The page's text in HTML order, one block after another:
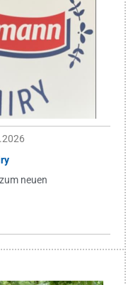
neuen